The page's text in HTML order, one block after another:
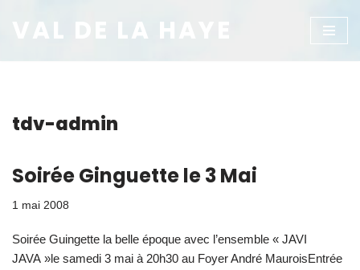
au
VAL DE LA HAYE
tdv-admin
Soirée Ginguette le 3 Mai
1 mai 2008
Soirée Guingette la belle époque avec l’ensemble « JAVI
JAVA »le samedi 3 mai à 20h30 au Foyer André MauroisEntrée